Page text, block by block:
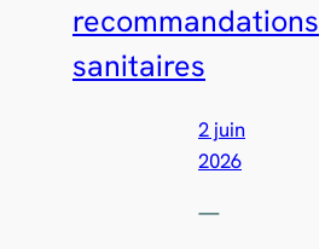
recommandations
sanitaires
2 juin
2026
—